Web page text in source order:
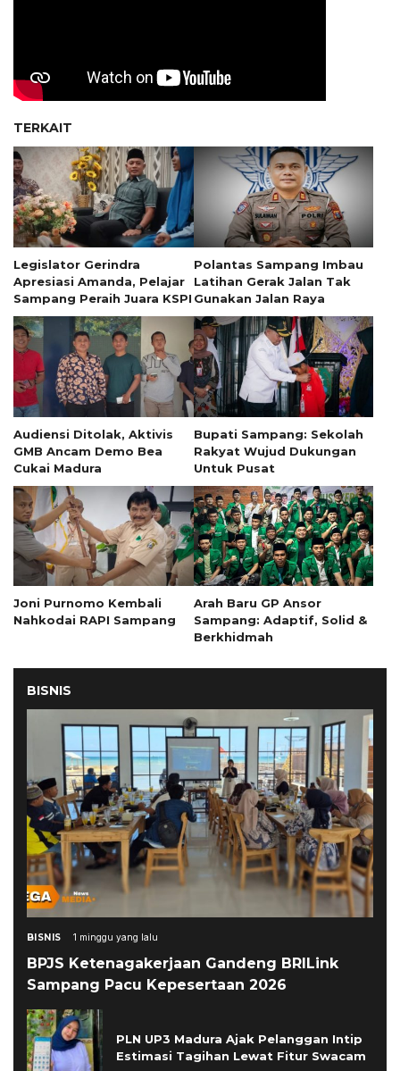
TERKAIT
Legislator Gerindra
Apresiasi Amanda, Pelajar
Sampang Peraih Juara KSPI
Polantas Sampang Imbau
Latihan Gerak Jalan Tak
Gunakan Jalan Raya
Audiensi Ditolak, Aktivis
GMB Ancam Demo Bea
Cukai Madura
Bupati Sampang: Sekolah
Rakyat Wujud Dukungan
Untuk Pusat
Joni Purnomo Kembali
Nahkodai RAPI Sampang
Arah Baru GP Ansor
Sampang: Adaptif, Solid &
Berkhidmah
BISNIS
BISNIS 1 minggu yang lalu
BPJS Ketenagakerjaan Gandeng BRILink
Sampang Pacu Kepesertaan 2026
PLN UP3 Madura Ajak Pelanggan Intip
Estimasi Tagihan Lewat Fitur Swacam